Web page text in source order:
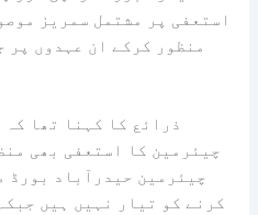
استعفی پر مشتمل سمریز
منظور کرکے ان عہدوں پر
ذرائع کا کہنا تھا
چیئرمین کا استعفی بھی
چیئرمین حیدرآباد بورڈ
کرنے کو تیار نہیں ہیں